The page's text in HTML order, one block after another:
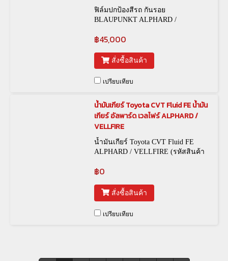
ฟิล์มปกป้องสีรถ กันรอย
BLAUPUNKT ALPHARD /
฿45,000
สั่งซื้อสินค้า
เปรียบเทียบ
น้ำมันเกียร์ Toyota CVT Fluid FE น้ำมัน
เกียร์ อัลพาร์ด เวลไฟร์ ALPHARD /
VELLFIRE
น้ำมันเกียร์ Toyota CVT Fluid FE
ALPHARD / VELLFIRE (รหัสสินค้า
฿0
สั่งซื้อสินค้า
เปรียบเทียบ